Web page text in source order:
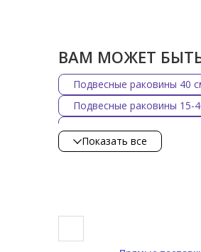
ВАМ МОЖЕТ
Подвесные раковины 40
Подвесные раковины 15-
Подвесные раковины
Угловые подвесные
Показать все